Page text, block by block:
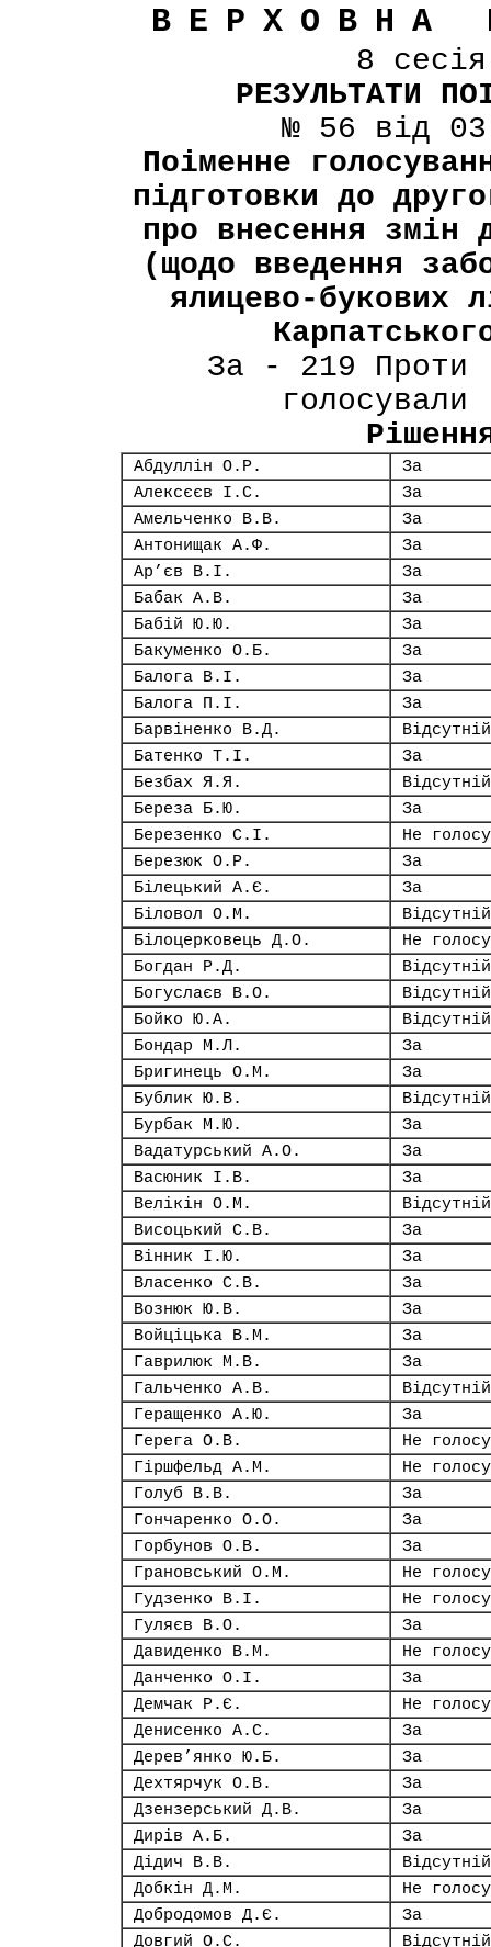
ВЕРХОВНА
8
РЕЗУЛЬТАТИ
№ 56 від
Поіменне
підготовки до
про внесення змін
(щодо введення
ялицево-букових
За - 219 Проти
Абдуллін О.Р.
За
Алексєєв І.С.
За
Амельченко В.В.
За
Антонищак А.Ф.
За
Ар’єв В.І.
За
Бабак А.В.
За
Бабій Ю.Ю.
За
Бакуменко О.Б.
За
Балога В.І.
За
Балога П.І.
За
Барвіненко В.Д.
Відсутній
Батенко Т.І.
За
Безбах Я.Я.
Відсутній
Береза Б.Ю.
За
Березенко С.І.
Не
Березюк О.Р.
За
Білецький А.Є.
За
Біловол О.М.
Відсутній
Білоцерковець Д.О.
Не
Богдан Р.Д.
Відсутній
Богуслаєв В.О.
Відсутній
Бойко Ю.А.
Відсутній
Бондар М.Л.
За
Бригинець О.М.
За
Бублик Ю.В.
Відсутній
Бурбак М.Ю.
За
Вадатурський А.О.
За
Васюник І.В.
За
Велікін О.М.
Відсутній
Висоцький С.В.
За
Вінник І.Ю.
За
Власенко С.В.
За
Вознюк Ю.В.
За
Войціцька В.М.
За
Гаврилюк М.В.
За
Гальченко А.В.
Відсутній
Геращенко А.Ю.
За
Герега О.В.
Не
Гіршфельд А.М.
Не
Голуб В.В.
За
Гончаренко О.О.
За
Горбунов О.В.
За
Грановський О.М.
Не
Гудзенко В.І.
Не
Гуляєв В.О.
За
Давиденко В.М.
Не
Данченко О.І.
За
Демчак Р.Є.
Не
Денисенко А.С.
За
Дерев’янко Ю.Б.
За
Дехтярчук О.В.
За
Дзензерський Д.В.
За
Дирів А.Б.
За
Дідич В.В.
Відсутній
Добкін Д.М.
Не
Добродомов Д.Є.
За
Довгий О.С.
Відсутній